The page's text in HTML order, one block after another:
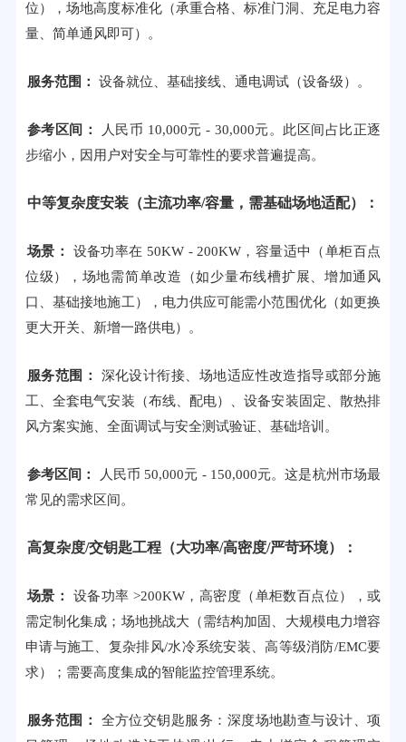
位），场地高度标准化（承重合格、标准门洞、充足电力容
量、简单通风即可）。
服务范围： 设备就位、基础接线、通电调试（设备级）。
参考区间：
人民币 10,000元 - 30,000元。此区间占比正逐
步缩小，因用户对安全与可靠性的要求普遍提高。
中等复杂度安装（主流功率/容量，需基础场地适配）：
场景：
设备功率在 50KW - 200KW，容量适中（单柜百点
位级），场地需简单改造（如少量布线槽扩展、增加通风
口、基础接地施工），电力供应可能需小范围优化（如更换
更大开关、新增一路供电）。
服务范围：
深化设计衔接、场地适应性改造指导或部分施
工、全套电气安装（布线、配电）、设备安装固定、散热排
风方案实施、全面调试与安全测试验证、基础培训。
参考区间：
人民币 50,000元 - 150,000元。这是杭州市场最
常见的需求区间。
高复杂度/交钥匙工程（大功率/高密度/严苛环境）：
场景：
设备功率 >200KW，高密度（单柜数百点位），或
需定制化集成；场地挑战大（需结构加固、大规模电力增容
申请与施工、复杂排风/水冷系统安装、高等级消防/EMC要
求）；需要高度集成的智能监控管理系统。
服务范围：
全方位交钥匙服务：深度场地勘查与设计、项